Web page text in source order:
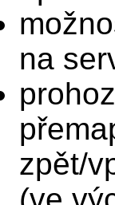
na
zpět/